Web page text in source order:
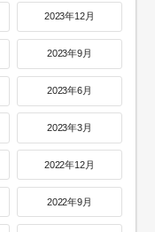
2023年12月
2023年9月
2023年6月
2023年3月
2022年12月
2022年9月